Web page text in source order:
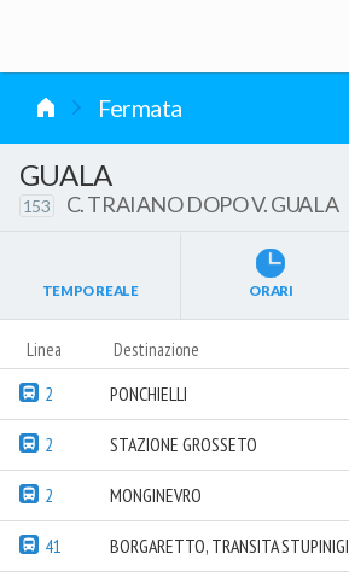
Fermata
GUALA
153 C. TRAIANO DOPO V. GUALA
TEMPO REALE ORARI
Linea Destinazione
2 PONCHIELLI
2 STAZIONE GROSSETO
2 MONGINEVRO
41 BORGARETTO, TRANSITA STUPINIGI